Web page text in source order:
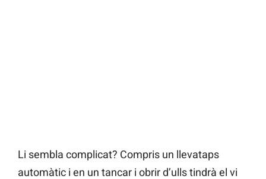
Li sembla complicat? Compris un llevataps
automàtic i en un tancar i obrir d’ulls tindrà el vi